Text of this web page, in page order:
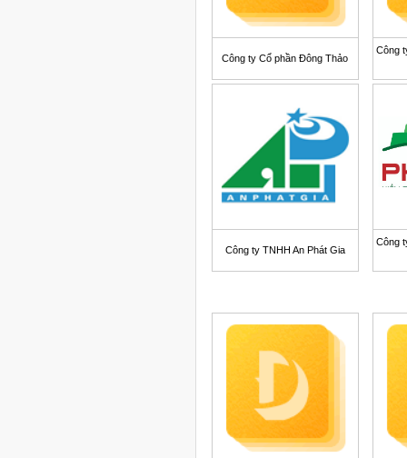
Công ty Cổ phần Đông Thảo
Công
Công ty TNHH An Phát Gia
Công